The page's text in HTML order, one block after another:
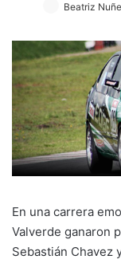
Beatriz
En una carrera
Valverde ganaron
Sebastián Chavez